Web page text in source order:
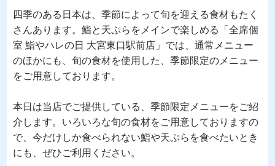
四季のある日本は、季節によって旬を迎える食材もたく
さんあります。鮨と天ぷらをメインで楽しめる「全席個
室 鮨やハレの日 大宮東口駅前店」では、通常メニュー
のほかにも、旬の食材を使用した、季節限定のメニュー
をご用意しております。
本日は当店でご提供している、季節限定メニューをご紹
介します。いろいろな旬の食材をご用意しておりますの
で、今だけしか食べられない鮨や天ぷらを食べたいとき
にも、ぜひご利用ください。